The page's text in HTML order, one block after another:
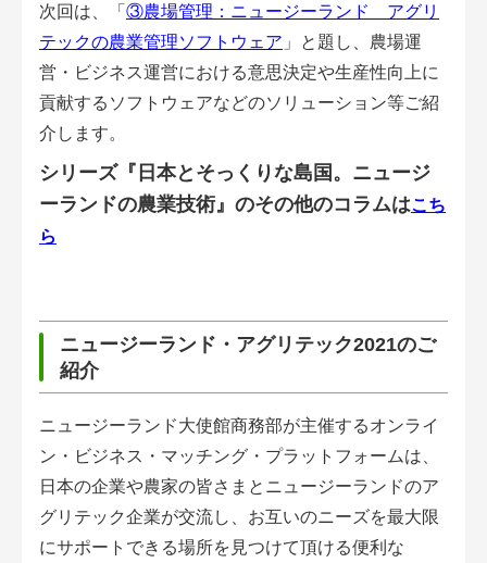
次回は、「 ③農場管理：ニュージーランド アグリ
テックの農業管理ソフトウェア 」と題し、農場運
営・ビジネス運営における意思決定や生産性向上に
貢献するソフトウェアなどのソリューション等ご紹
介します。
シリーズ『日本とそっくりな島国。ニュージ
ーランドの農業技術』のその他のコラムはこち
ら
ニュージーランド・アグリテック2021のご
紹介
ニュージーランド大使館商務部が主催するオンライ
ン・ビジネス・マッチング・プラットフォームは、
日本の企業や農家の皆さまとニュージーランドのア
グリテック企業が交流し、お互いのニーズを最大限
にサポートできる場所を見つけて頂ける便利な